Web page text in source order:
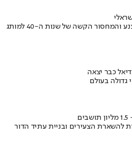
איך אסם הפכה את תקופת הצנע והמחסור הקשה של שנות ה-40 למותג
כבר יצאה
גדולה בעולם
להשארת הצעירים ובניית עתיד הדור